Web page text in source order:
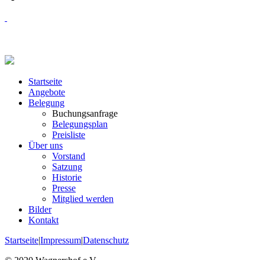
Startseite
Angebote
Belegung
Buchungsanfrage
Belegungsplan
Preisliste
Über uns
Vorstand
Satzung
Historie
Presse
Mitglied werden
Bilder
Kontakt
Startseite|Impressum|Datenschutz